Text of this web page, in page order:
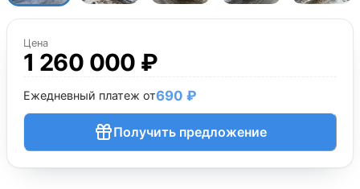
Цена
1 260 000 ₽
Ежедневный платеж от690 ₽
Получить предложение